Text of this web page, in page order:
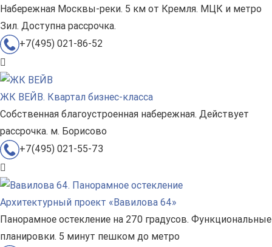
Набережная Москвы-реки. 5 км от Кремля. МЦК и метро
Зил. Доступна рассрочка.
+7(495) 021-86-52
ЖК ВЕЙВ. Квартал бизнес-класса
Собственная благоустроенная набережная. Действует
рассрочка. м. Борисово
+7(495) 021-55-73
Архитектурный проект «Вавилова 64»
Панорамное остекление на 270 градусов. Функциональные
планировки. 5 минут пешком до метро